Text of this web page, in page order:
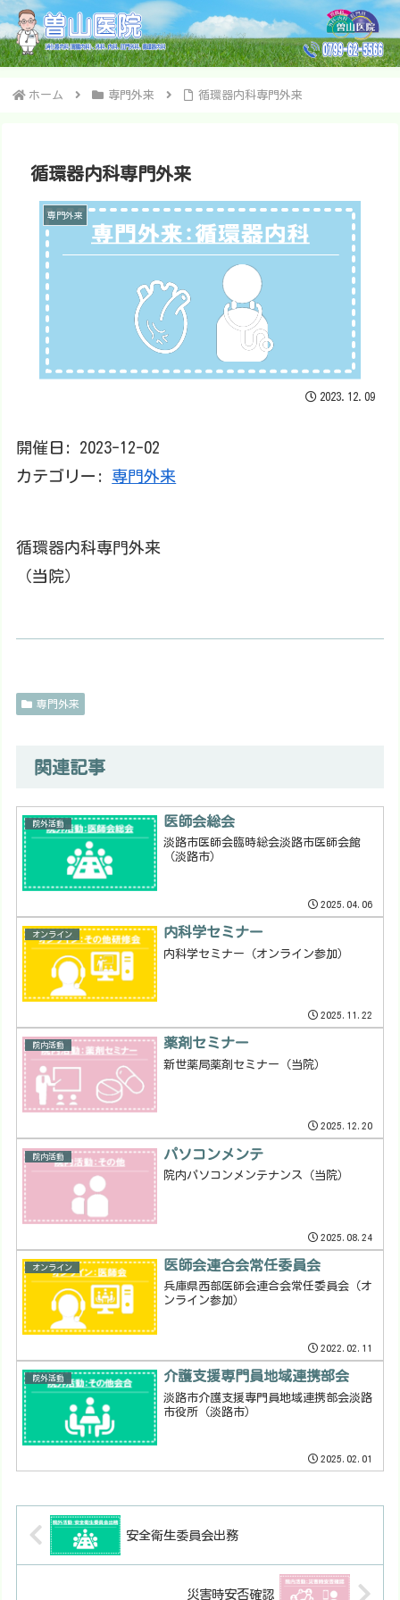
ホーム 専門外来 循環器内科専門外来
循環器内科専門外来
専門外来
2023.12.09
開催日: 2023-12-02
カテゴリー: 専門外来
循環器内科専門外来
（当院）
専門外来
関連記事
院外活動 医師会総会
淡路市医師会臨時総会淡路市医師会館
（淡路市）
2025.04.06
オンライン 内科学セミナー
内科学セミナー（オンライン参加）
2025.11.22
院内活動 薬剤セミナー
新世薬局薬剤セミナー（当院）
2025.12.20
院内活動 パソコンメンテ
院内パソコンメンテナンス（当院）
2025.08.24
オンライン 医師会連合会常任委員会
兵庫県西部医師会連合会常任委員会（オ
ンライン参加）
2022.02.11
院外活動 介護支援専門員地域連携部会
淡路市介護支援専門員地域連携部会淡路
市役所（淡路市）
2025.02.01
安全衛生委員会出務
災害時安否確認